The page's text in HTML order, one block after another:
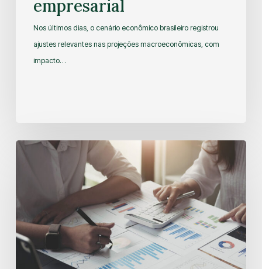
empresarial
Nos últimos dias, o cenário econômico brasileiro registrou
ajustes relevantes nas projeções macroeconômicas, com
impacto…